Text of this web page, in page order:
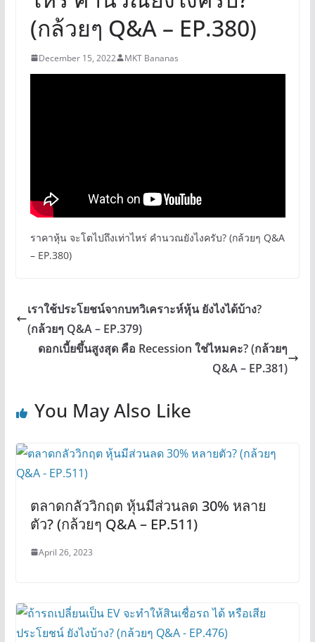
(กล้วยๆ Q&A – EP.380)
December 15, 2022 MKT Bananas
ราคาหุ้น จะโตไปถึงเท่าไหร่ คำนวณยังไงครับ? (กล้วยๆ Q&A
– EP.380)
เราใช้ประโยชน์จากบทวิเคราะห์หุ้น ยังไงได้บ้าง?
(กล้วยๆ Q&A – EP.379)
ดอกเบี้ยขึ้นสูงสุด คือ Recession ใช่ไหมคะ? (กล้วยๆ
Q&A – EP.381)
You May Also Like
ตลาดกลัววิกฤต หุ้นมีส่วนลด 30% หลาย
ตัว? (กล้วยๆ Q&A – EP.511)
April 26, 2023